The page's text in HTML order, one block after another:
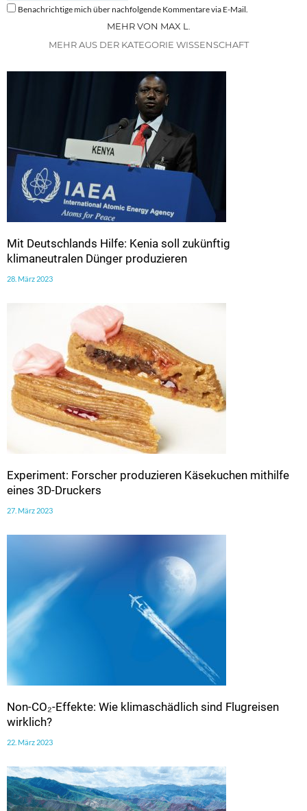
Benachrichtige mich über nachfolgende Kommentare via E-Mail.
MEHR VON MAX L.
MEHR AUS DER KATEGORIE WISSENSCHAFT
Mit Deutschlands Hilfe: Kenia soll zukünftig
klimaneutralen Dünger produzieren
28. März 2023
Experiment: Forscher produzieren Käsekuchen mithilfe
eines 3D-Druckers
27. März 2023
Non-CO₂-Effekte: Wie klimaschädlich sind Flugreisen
wirklich?
22. März 2023